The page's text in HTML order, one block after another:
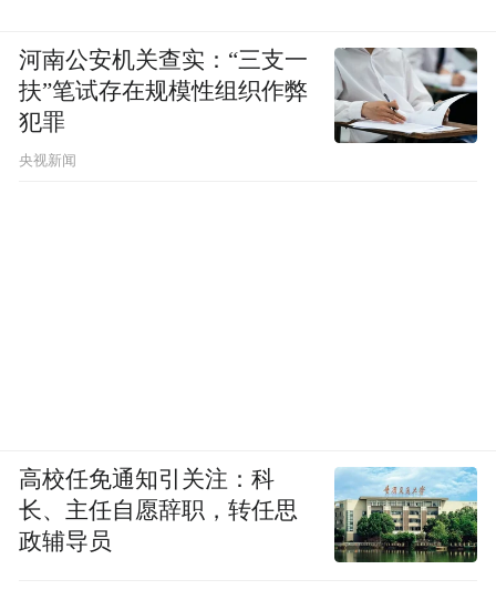
河南公安机关查实：“三支一
扶”笔试存在规模性组织作弊
犯罪
央视新闻
高校任免通知引关注：科
长、主任自愿辞职，转任思
政辅导员